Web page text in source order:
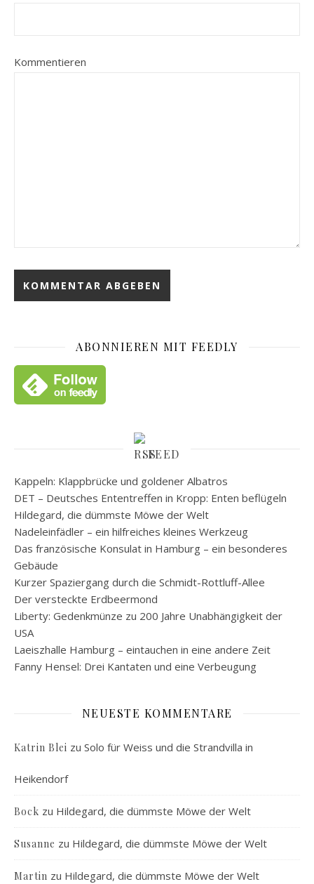
Kommentieren
ABONNIEREN MIT FEEDLY
FEED
Kappeln: Klappbrücke und goldener Albatros
DET – Deutsches Ententreffen in Kropp: Enten beflügeln
Hildegard, die dümmste Möwe der Welt
Nadeleinfädler – ein hilfreiches kleines Werkzeug
Das französische Konsulat in Hamburg – ein besonderes
Gebäude
Kurzer Spaziergang durch die Schmidt-Rottluff-Allee
Der versteckte Erdbeermond
Liberty: Gedenkmünze zu 200 Jahre Unabhängigkeit der
USA
Laeiszhalle Hamburg – eintauchen in eine andere Zeit
Fanny Hensel: Drei Kantaten und eine Verbeugung
NEUESTE KOMMENTARE
Katrin Blei zu Solo für Weiss und die Strandvilla in
Heikendorf
Bock zu Hildegard, die dümmste Möwe der Welt
Susanne zu Hildegard, die dümmste Möwe der Welt
Martin zu Hildegard, die dümmste Möwe der Welt